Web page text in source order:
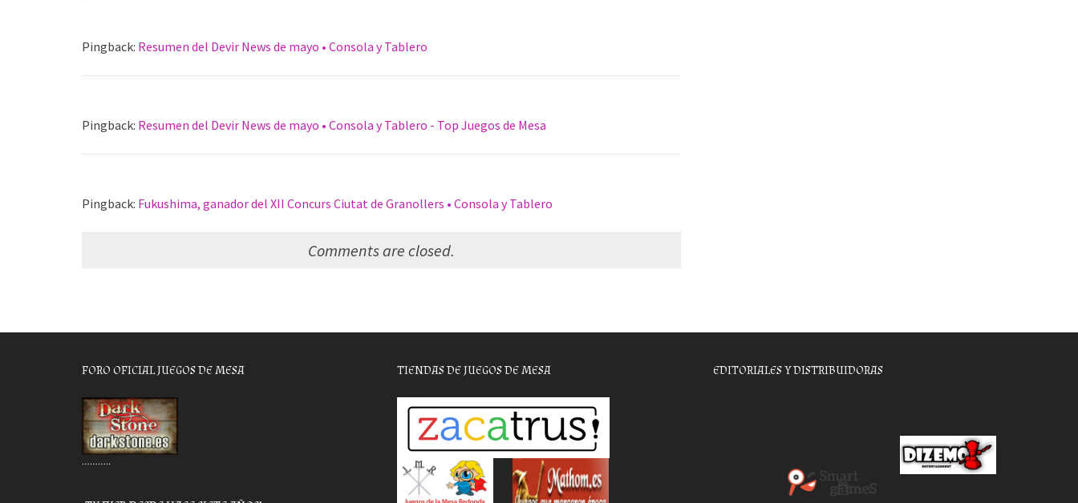
Pingback: Resumen del Devir News de mayo • Consola y Tablero
Pingback: Resumen del Devir News de mayo • Consola y Tablero - Top Juegos de Mesa
Pingback: Fukushima, ganador del XII Concurs Ciutat de Granollers • Consola y Tablero
Comments are closed.
FORO OFICIAL JUEGOS DE MESA
………..
TIENDAS DE JUEGOS DE MESA EDITORIALES Y DISTRIBUIDORAS